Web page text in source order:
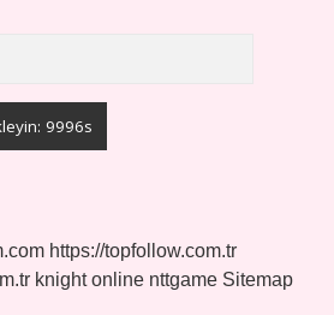
https://topfollow.com.tr
knight online nttgame Sitemap